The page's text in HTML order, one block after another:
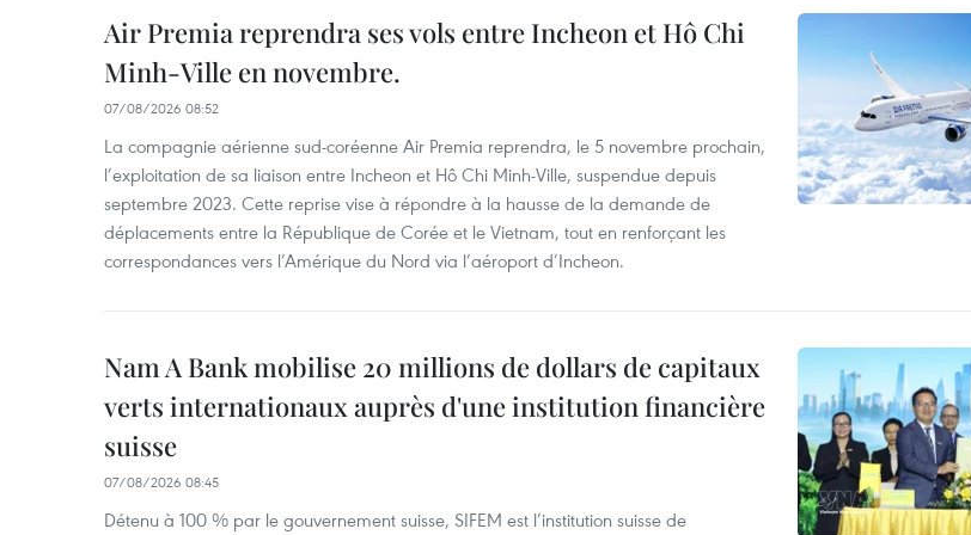
Air Premia reprendra ses vols entre Incheon et Hô Chi
Minh-Ville en novembre.
07/08/2026 08:52
La compagnie aérienne sud-coréenne Air Premia reprendra, le 5 novembre prochain,
l’exploitation de sa liaison entre Incheon et Hô Chi Minh-Ville, suspendue depuis
septembre 2023. Cette reprise vise à répondre à la hausse de la demande de
déplacements entre la République de Corée et le Vietnam, tout en renforçant les
correspondances vers l’Amérique du Nord via l’aéroport d’Incheon.
Nam A Bank mobilise 20 millions de dollars de capitaux
verts internationaux auprès d'une institution financière
suisse
07/08/2026 08:45
Détenu à 100 % par le gouvernement suisse, SIFEM est l’institution suisse de